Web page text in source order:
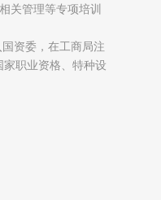
关管理等专项培训
资委，在工商局注
职业资格、特种设